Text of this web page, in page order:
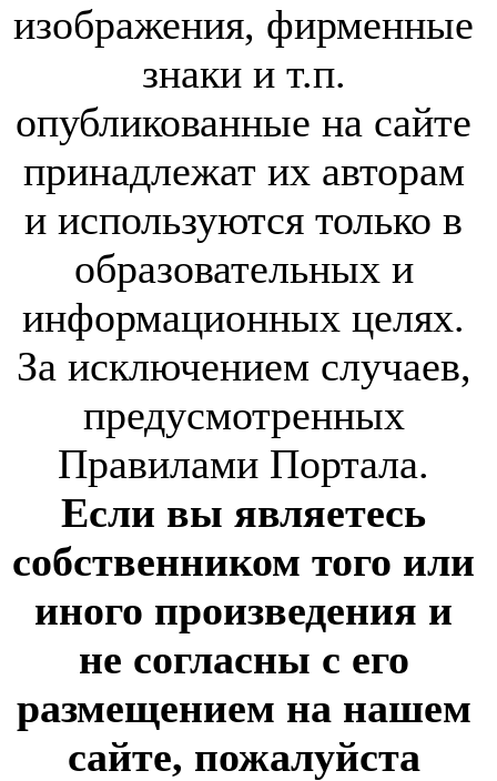
изображения, фирменные
знаки и т.п.
опубликованные на сайте
принадлежат их авторам
и используются только в
образовательных и
информационных целях.
За исключением случаев,
предусмотренных
Правилами Портала.
Если вы являетесь
собственником того или
иного произведения и
не согласны с его
размещением на нашем
сайте, пожалуйста